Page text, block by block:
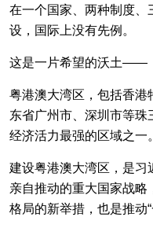
在一个国家、两种制度、
设，国际上没有先例。
这是一片希望的沃土——
粤港澳大湾区，包括香港
东省广州市、深圳市等珠
经济活力最强的区域之一。
建设粤港澳大湾区，是习
亲自推动的重大国家战
格局的新举措，也是推动